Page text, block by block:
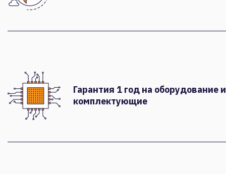
Гарантия 1 год на оборудование и
комплектующие